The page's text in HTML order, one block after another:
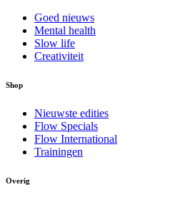
Goed nieuws
Mental health
Slow life
Creativiteit
Shop
Nieuwste edities
Flow Specials
Flow International
Trainingen
Overig